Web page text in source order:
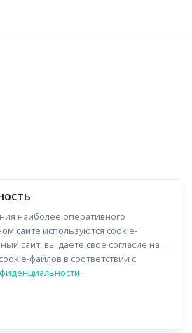
10 к1, оф.23
Информация
О компании
Доставка
наиболее оперативного
сайте используются cookie-
сайт, вы даете свое согласие на
файлов в соответствии с
.